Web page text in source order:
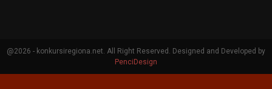
@2026 - konkursiregiona.net. All Right Reserved. Designed and Developed by
PenciDesign